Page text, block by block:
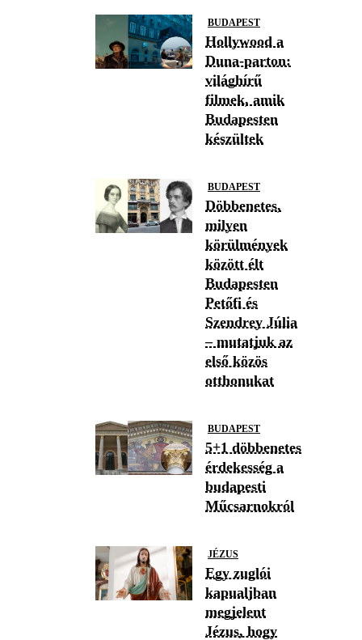
BUDAPEST
Hollywood a
Duna-parton:
világhírű
filmek, amik
Budapesten
készültek
BUDAPEST
Döbbenetes,
milyen
körülmények
között élt
Budapesten
Petőfi és
Szendrey Júlia
– mutatjuk az
első közös
otthonukat
BUDAPEST
5+1 döbbenetes
érdekesség a
budapesti
Műcsarnokról
JÉZUS
Egy zuglói
kapualjban
megjelent
Jézus, hogy